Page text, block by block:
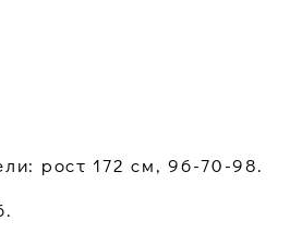
рост 172 см, 96-70-98.